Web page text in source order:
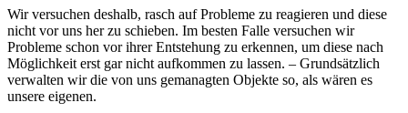
Wir versuchen deshalb, rasch auf Probleme zu reagieren und diese
nicht vor uns her zu schieben. Im besten Falle versuchen wir
Probleme schon vor ihrer Entstehung zu erkennen, um diese nach
Möglichkeit erst gar nicht aufkommen zu lassen. – Grundsätzlich
verwalten wir die von uns gemanagten Objekte so, als wären es
unsere eigenen.